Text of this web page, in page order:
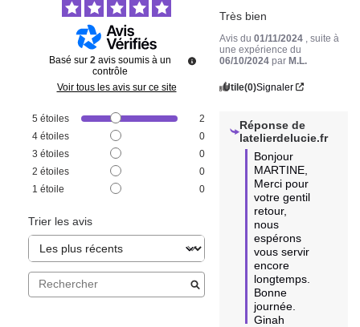
Basé sur 2 avis soumis à un
contrôle
Voir tous les avis sur ce site
5 étoiles
2
4 étoiles
0
3 étoiles
0
2 étoiles
0
1 étoile 0
Trier les avis
Très bien
Avis du01/11/2024
, suite à
une expérience du
06/10/2024 parM.L.
Utile(0)Signaler
Réponse de
latelierdelucie.fr
Bonjour
MARTINE,
Merci pour
votre gentil
retour,
nous
espérons
vous servir
encore
longtemps.
Bonne
journée.
Ginah